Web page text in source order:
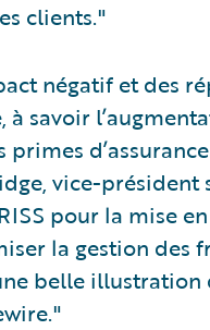
clients."
négatif et des
à savoir
vice-président
pour la mise
la gestion des
belle